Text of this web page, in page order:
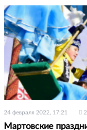
24 февраля 2022, 17:21
Мартовские